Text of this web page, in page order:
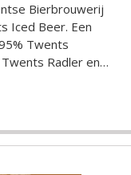
Bierbrouwerij
Beer. Een
Twents
Radler en